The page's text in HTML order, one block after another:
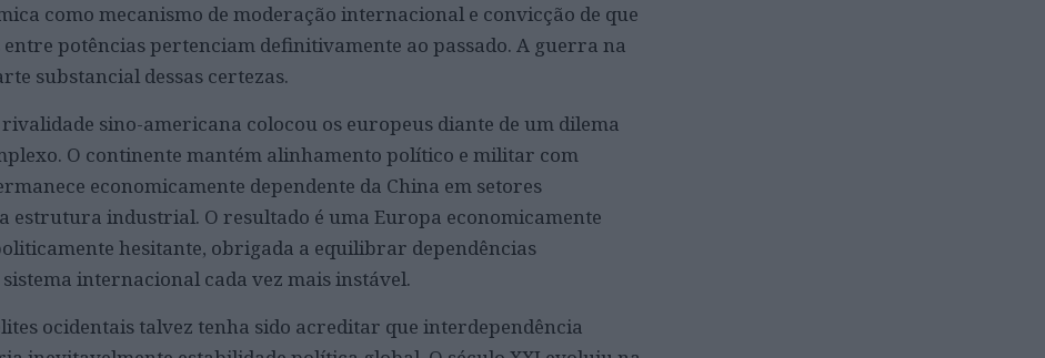
como mecanismo de moderação internacional e convicção de que
potências pertenciam definitivamente ao passado. A guerra na
substancial dessas certezas.
sino-americana colocou os europeus diante de um dilema
O continente mantém alinhamento político e militar com
economicamente dependente da China em setores
estrutura industrial. O resultado é uma Europa economicamente
hesitante, obrigada a equilibrar dependências
internacional cada vez mais instável.
ocidentais talvez tenha sido acreditar que interdependência